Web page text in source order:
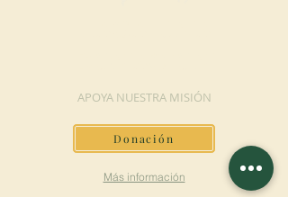
APOYA NUESTRA MISIÓN
Donación
Más información